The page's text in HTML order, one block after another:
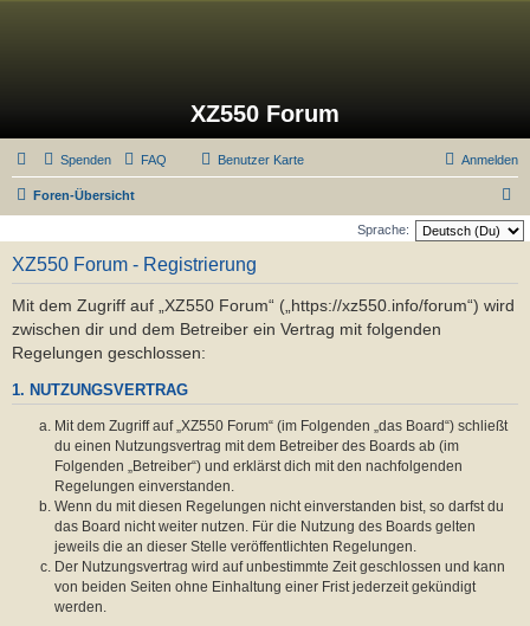
XZ550 Forum
Spenden FAQ Benutzer Karte Anmelden
Foren-Übersicht
u
Sprache:
XZ550 Forum - Registrierung
Mit dem Zugriff auf „XZ550 Forum“ („https://xz550.info/forum“) wird
zwischen dir und dem Betreiber ein Vertrag mit folgenden
Regelungen geschlossen:
1. NUTZUNGSVERTRAG
Mit dem Zugriff auf „XZ550 Forum“ (im Folgenden „das Board“) schließt
du einen Nutzungsvertrag mit dem Betreiber des Boards ab (im
Folgenden „Betreiber“) und erklärst dich mit den nachfolgenden
Regelungen einverstanden.
Wenn du mit diesen Regelungen nicht einverstanden bist, so darfst du
das Board nicht weiter nutzen. Für die Nutzung des Boards gelten
jeweils die an dieser Stelle veröffentlichten Regelungen.
Der Nutzungsvertrag wird auf unbestimmte Zeit geschlossen und kann
von beiden Seiten ohne Einhaltung einer Frist jederzeit gekündigt
werden.